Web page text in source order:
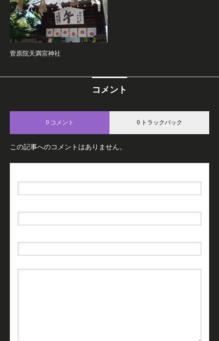
菅原院天満宮神社
コメント
0 コメント 0 トラックバック
この記事へのコメントはありません。